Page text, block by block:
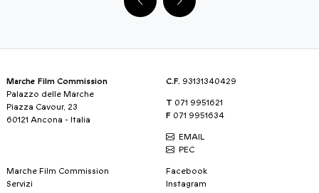
Marche Film Commission
Palazzo delle Marche
Piazza Cavour, 23
60121 Ancona - Italia
C.F. 93131340429
T 071 9951621
F 071 9951634
EMAIL
PEC
Marche Film Commission
Servizi
Facebook
Instagram